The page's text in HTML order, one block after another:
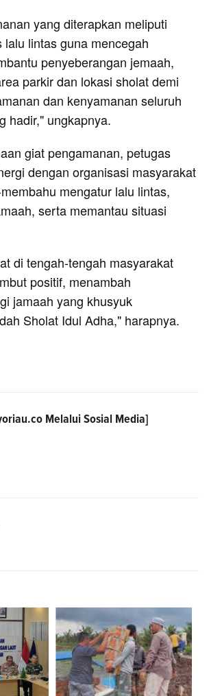
yang diterapkan meliputi
lalu lintas guna mencegah
penyeberangan jemaah,
parkir dan lokasi sholat demi
dan kenyamanan seluruh
hadir," ungkapnya.
giat pengamanan, petugas
dengan organisasi masyarakat
mengatur lalu lintas,
serta memantau situasi
di tengah-tengah masyarakat
positif, menambah
jamaah yang khusyuk
Sholat Idul Adha," harapnya.
Melalui Sosial Media]